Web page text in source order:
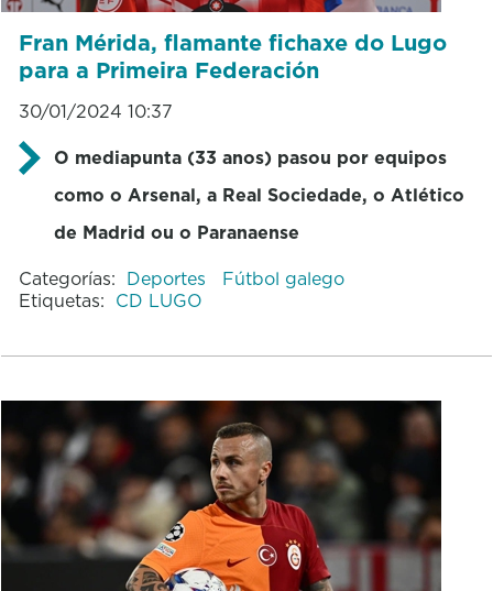
Fran Mérida, flamante fichaxe do Lugo
para a Primeira Federación
30/01/2024 10:37
O mediapunta (33 anos) pasou por equipos
como o Arsenal, a Real Sociedade, o Atlético
de Madrid ou o Paranaense
Categorías: Deportes
Fútbol galego
Etiquetas: CD LUGO